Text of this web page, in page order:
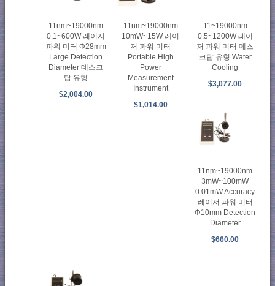
11nm~19000nm
0.1~600W 레이저
파워 미터 Φ28mm
Large Detection
Diameter 데스크
탑 유형
$2,004.00
11nm~19000nm
10mW~15W 레이
저 파워 미터
Portable High
Power
Measurement
Instrument
$1,014.00
11~19000nm
0.5~1200W 레이
저 파워 미터 데스
크탑 유형 Water
Cooling
$3,077.00
11nm~19000nm
3mW~100mW
0.01mW Accuracy
레이저 파워 미터
Φ10mm Detection
Diameter
$660.00